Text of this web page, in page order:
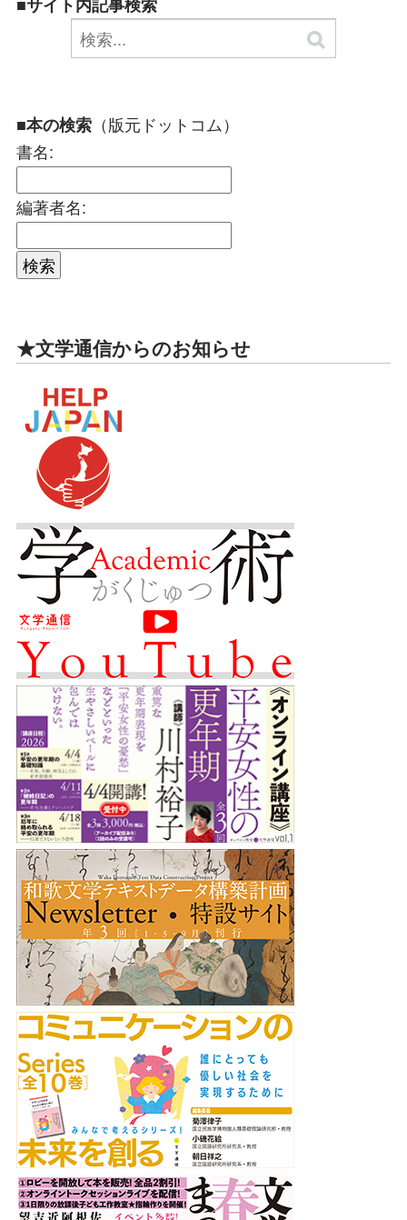
■本の検索 （版元ドットコム）
書名:
編著者名:
★文学通信からのお知らせ